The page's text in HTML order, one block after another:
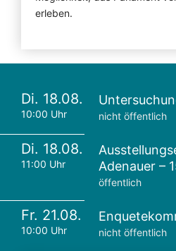
erleben.
Di. 18.08.
10:00 Uhr nicht öffentlich
Di. 18.08.
11:00 Uhr
Adenauer –
öffentlich
Fr. 21.08.
10:00 Uhr nicht öffentlich